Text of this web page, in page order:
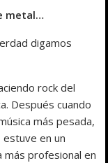
metal…
digamos
rock del
Después cuando
más pesada,
en un
más profesional en